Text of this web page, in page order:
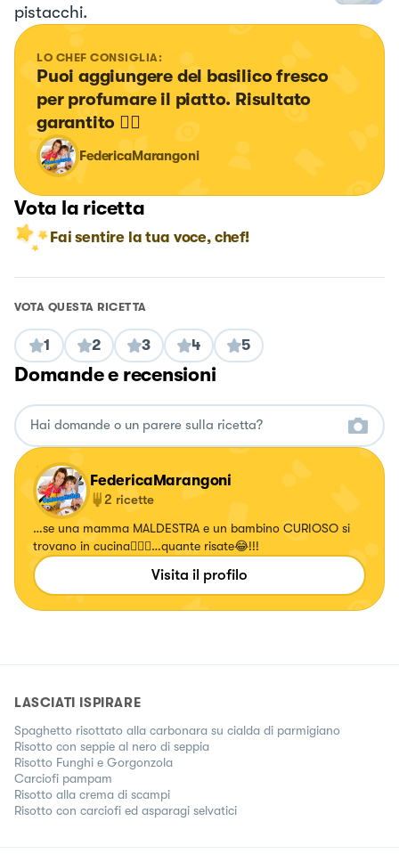
pistacchi.
LO CHEF CONSIGLIA:
Puoi aggiungere del basilico fresco
per profumare il piatto. Risultato
garantito 👍🏻
FedericaMarangoni
Vota la ricetta
Fai sentire la tua voce, chef!
VOTA QUESTA RICETTA
1 2 3 4 5
Domande e recensioni
FedericaMarangoni
2 ricette
…se una mamma MALDESTRA e un bambino CURIOSO si
trovano in cucina🤦🏻‍♀️…quante risate😂!!!
Visita il profilo
LASCIATI ISPIRARE
Spaghetto risottato alla carbonara su cialda di parmigiano
Risotto con seppie al nero di seppia
Risotto Funghi e Gorgonzola
Carciofi pampam
Risotto alla crema di scampi
Risotto con carciofi ed asparagi selvatici